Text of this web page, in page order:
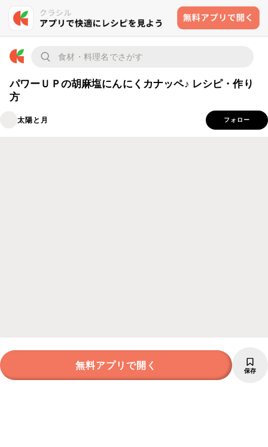
パワーＵＰの胡麻塩にんにくカナッペ♪ レシピ・作り
方
太陽と月 フォロー
無料アプリで開く 保存